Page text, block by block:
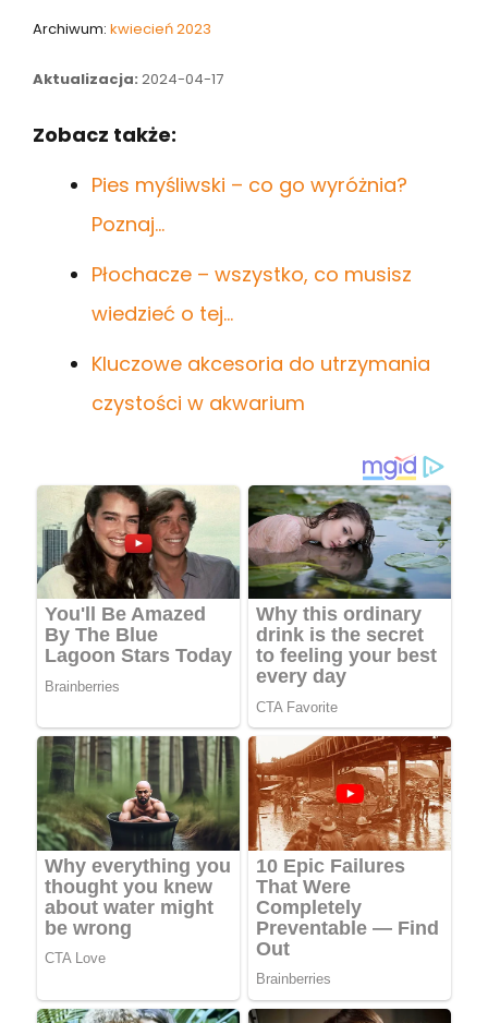
Archiwum: kwiecień 2023
Aktualizacja: 2024-04-17
Zobacz także:
Pies myśliwski – co go wyróżnia?
Poznaj…
Płochacze – wszystko, co musisz
wiedzieć o tej…
Kluczowe akcesoria do utrzymania
czystości w akwarium